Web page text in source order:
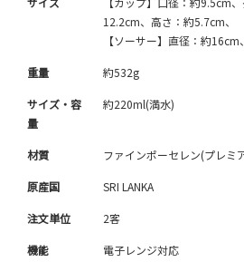
12.2cm、高さ：約5.7cm、
【ソーサー】直径：約
重量 約532g
サイズ・容
量
約220ml(満水)
材質 ファインポーセレン(プレミ
原産国 SRI LANKA
注文単位 2客
機能 電子レンジ対応